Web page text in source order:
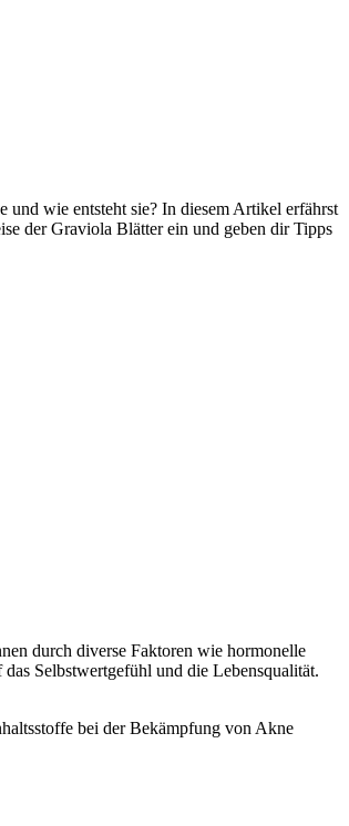
und wie entsteht sie? In diesem Artikel erfährst
der Graviola Blätter ein und geben dir Tipps
durch diverse Faktoren wie hormonelle
Selbstwertgefühl und die Lebensqualität.
bei der Bekämpfung von Akne